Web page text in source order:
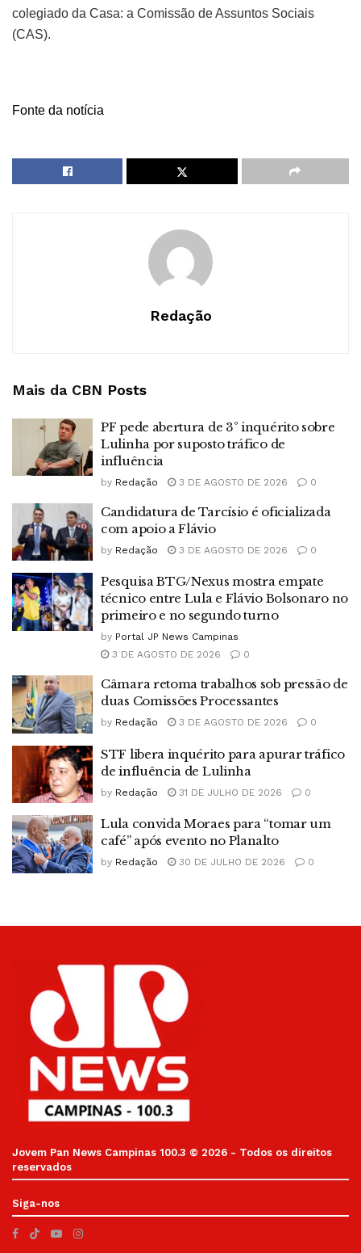
colegiado da Casa: a Comissão de Assuntos Sociais
(CAS).
Fonte da notícia
Redação
Mais da CBN Posts
PF pede abertura de 3º inquérito sobre
Lulinha por suposto tráfico de
influência
by Redação 3 DE AGOSTO DE 2026 0
Candidatura de Tarcísio é oficializada
com apoio a Flávio
by Redação 3 DE AGOSTO DE 2026 0
Pesquisa BTG/Nexus mostra empate
técnico entre Lula e Flávio Bolsonaro no
primeiro e no segundo turno
by Portal JP News Campinas
3 DE AGOSTO DE 2026
0
Câmara retoma trabalhos sob pressão de
duas Comissões Processantes
by Redação 3 DE AGOSTO DE 2026 0
STF libera inquérito para apurar tráfico
de influência de Lulinha
by Redação 31 DE JULHO DE 2026 0
Lula convida Moraes para “tomar um
café” após evento no Planalto
by Redação 30 DE JULHO DE 2026 0
Jovem Pan News Campinas 100.3 © 2026 - Todos os direitos
reservados
Siga-nos